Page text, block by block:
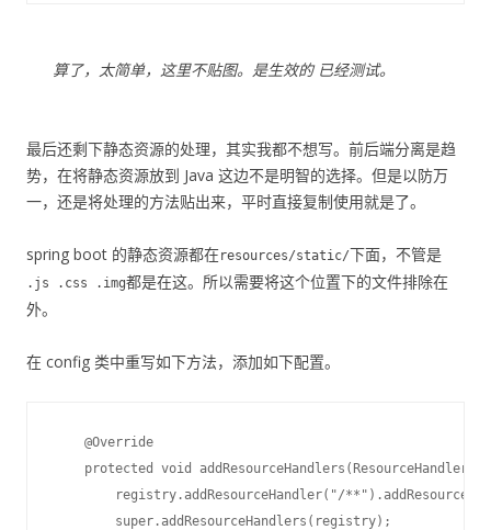
算了，太简单，这里不贴图。是生效的 已经测试。
最后还剩下静态资源的处理，其实我都不想写。前后端分离是趋
势，在将静态资源放到 Java 这边不是明智的选择。但是以防万
一，还是将处理的方法贴出来，平时直接复制使用就是了。
spring boot 的静态资源都在resources/static/下面，不管是
.js .css .img都是在这。所以需要将这个位置下的文件排除在
外。
在 config 类中重写如下方法，添加如下配置。
    @Override
protected void
registry.addResourceHandler("/
        super.addResourceHandlers(registry);